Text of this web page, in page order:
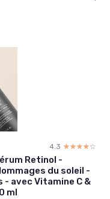
4.3 ☆☆☆☆☆
★★★★★
Retinol -
du soleil -
- avec Vitamine C &
ml